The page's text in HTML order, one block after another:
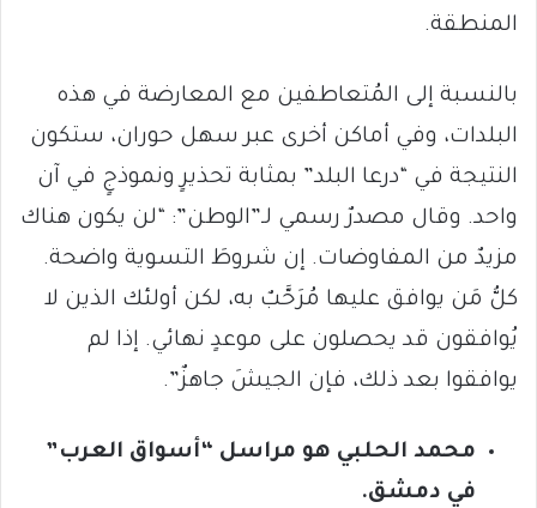
المنطقة.
بالنسبة إلى المُتعاطفين مع المعارضة في هذه
البلدات، وفي أماكن أخرى عبر سهل حوران، ستكون
النتيجة في “درعا البلد” بمثابة تحذيرٍ ونموذجٍ في آن
واحد. وقال مصدرٌ رسمي لـ”الوطن”: “لن يكون هناك
مزيدٌ من المفاوضات. إن شروطَ التسوية واضحة.
كلُّ مَن يوافق عليها مُرَحَّبٌ به، لكن أولئك الذين لا
يُوافقون قد يحصلون على موعدٍ نهائي. إذا لم
يوافقوا بعد ذلك، فإن الجيشَ جاهزٌ”.
محمد الحلبي هو مراسل “أسواق العرب”
في دمشق.